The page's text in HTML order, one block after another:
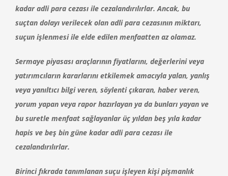
kadar adli para cezası ile cezalandırılırlar. Ancak, bu
suçtan dolayı verilecek olan adli para cezasının miktarı,
suçun işlenmesi ile elde edilen menfaatten az olamaz.
Sermaye piyasası araçlarının fiyatlarını, değerlerini veya
yatırımcıların kararlarını etkilemek amacıyla yalan, yanlış
veya yanıltıcı bilgi veren, söylenti çıkaran, haber veren,
yorum yapan veya rapor hazırlayan ya da bunları yayan ve
bu suretle menfaat sağlayanlar üç yıldan beş yıla kadar
hapis ve beş bin güne kadar adli para cezası ile
cezalandırılırlar.
Birinci fıkrada tanımlanan suçu işleyen kişi pişmanlık